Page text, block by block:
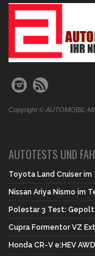
Copyright © AUTOMOBIL-
AUTOTESTS UND
Toyota Land Cruiser
Nissan Ariya Nismo im
Polestar 3 Test: Gepolt
Cupra Formentor VZ
Honda CR-V e:HEV